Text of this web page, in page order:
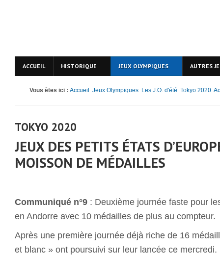
ACCUEIL HISTORIQUE JEUX OLYMPIQUES AUTRES
Vous êtes ici : Accueil Jeux Olympiques Les J.O. d'été Tokyo 2020
TOKYO 2020
JEUX DES PETITS ÉTATS
MOISSON DE MÉDAILLES
Communiqué n°9 : Deuxième journée faste pour
en Andorre avec 10 médailles de plus au compteur.
Après une première journée déjà riche de 16
et blanc » ont poursuivi sur leur lancée ce